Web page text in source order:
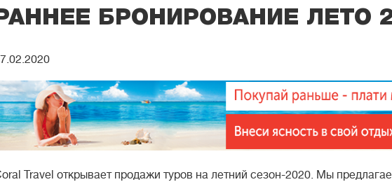
РАННЕЕ БРОНИРОВАНИЕ ЛЕТО
Travel открывает продажи туров на летний сезон-2020. Мы